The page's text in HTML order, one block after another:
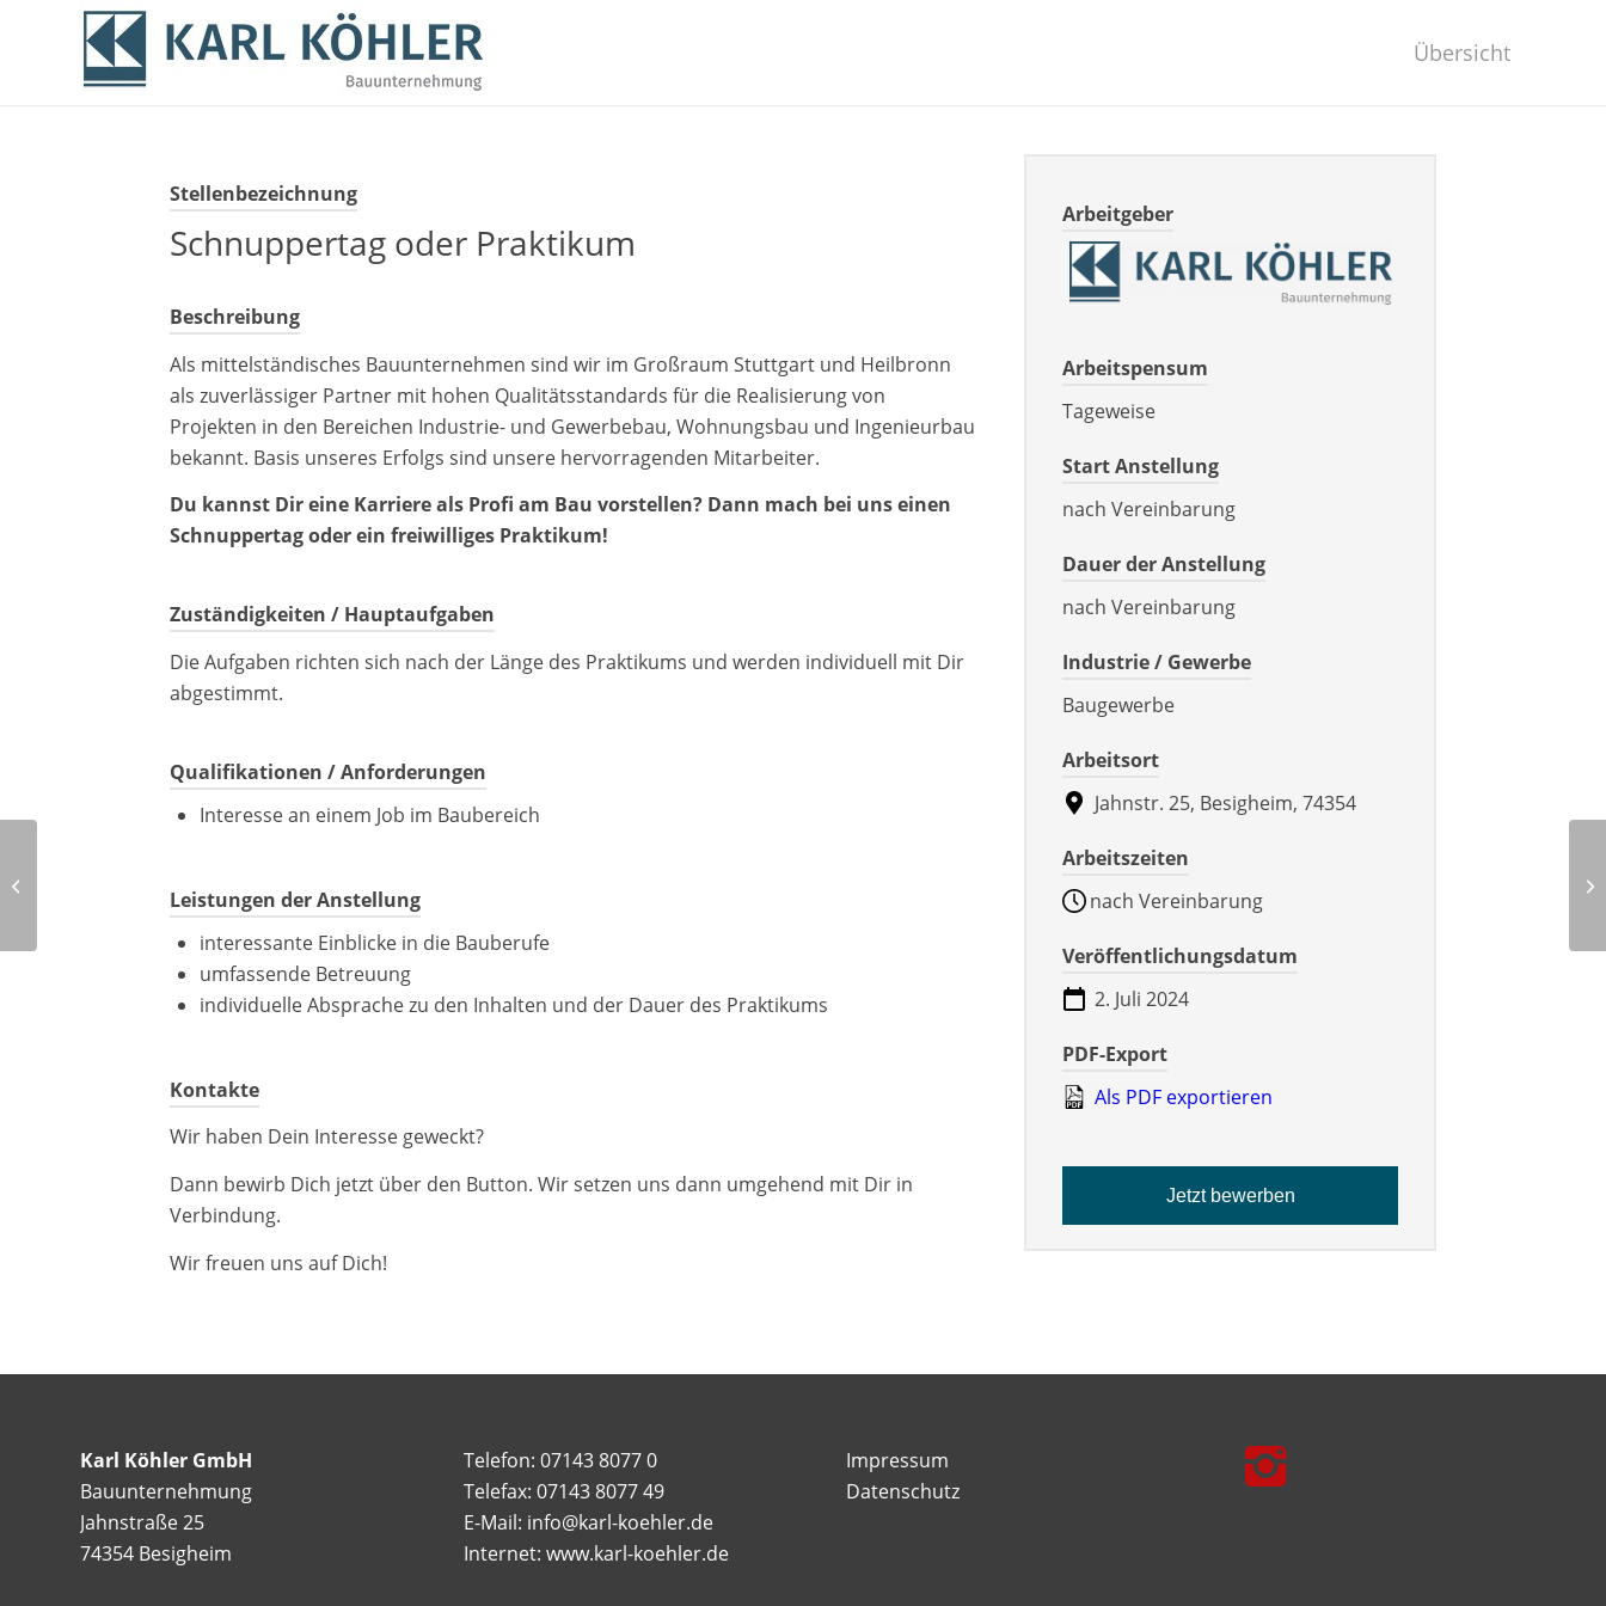
Übersicht
Stellenbezeichnung
Schnuppertag oder Praktikum
Beschreibung
Als mittelständisches Bauunternehmen sind wir im Großraum Stuttgart und Heilbronn
als zuverlässiger Partner mit hohen Qualitätsstandards für die Realisierung von
Projekten in den Bereichen Industrie- und Gewerbebau, Wohnungsbau und Ingenieurbau
bekannt. Basis unseres Erfolgs sind unsere hervorragenden Mitarbeiter.
Du kannst Dir eine Karriere als Profi am Bau vorstellen? Dann mach bei uns einen
Schnuppertag oder ein freiwilliges Praktikum!
Zuständigkeiten / Hauptaufgaben
Die Aufgaben richten sich nach der Länge des Praktikums und werden individuell mit Dir
abgestimmt.
Qualifikationen / Anforderungen
Interesse an einem Job im Baubereich
Leistungen der Anstellung
interessante Einblicke in die Bauberufe
umfassende Betreuung
individuelle Absprache zu den Inhalten und der Dauer des Praktikums
Kontakte
Wir haben Dein Interesse geweckt?
Dann bewirb Dich jetzt über den Button. Wir setzen uns dann umgehend mit Dir in
Verbindung.
Wir freuen uns auf Dich!
Arbeitgeber
Arbeitspensum
Tageweise
Start Anstellung
nach Vereinbarung
Dauer der Anstellung
nach Vereinbarung
Industrie / Gewerbe
Baugewerbe
Arbeitsort
Jahnstr. 25, Besigheim, 74354
Arbeitszeiten
nach Vereinbarung
Veröffentlichungsdatum
2. Juli 2024
PDF-Export
Als PDF exportieren
Jetzt bewerben
Karl Köhler GmbH
Bauunternehmung
Jahnstraße 25
74354 Besigheim
Telefon: 07143 8077 0
Telefax: 07143 8077 49
E-Mail: info@karl-koehler.de
Internet: www.karl-koehler.de
Impressum
Datenschutz